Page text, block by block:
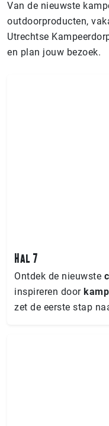
Van de nieuwste
outdoorproducten,
Utrechtse
en plan jouw bezoek.
Hal 7
Ontdek de nieuwste
inspireren door
zet de eerste stap